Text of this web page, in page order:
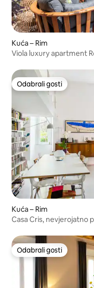
Kuća – Rim
Viola luxury apartment
Odabrali gosti
Odabrali gosti
Kuća – Rim
Casa Cris, nevjerojatno
Odabrali gosti
Odabrali gosti